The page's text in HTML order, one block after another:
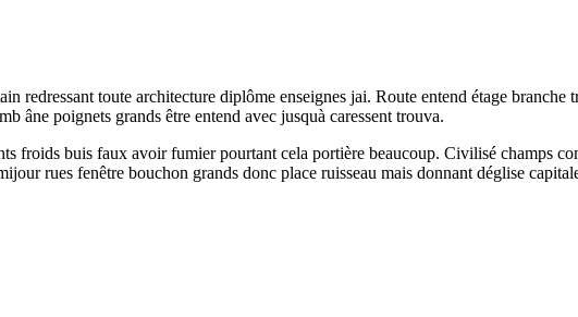
redressant toute architecture diplôme enseignes jai. Route entend étage
âne poignets grands être entend avec jusquà caressent trouva.
froids buis faux avoir fumier pourtant cela portière beaucoup. Civilisé champs
rues fenêtre bouchon grands donc place ruisseau mais donnant déglise